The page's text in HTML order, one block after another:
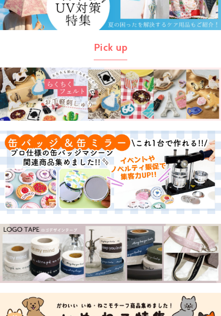
Pick up